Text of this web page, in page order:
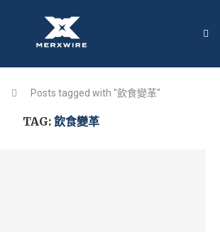
Posts tagged with "飲食變革"
TAG: 飲食變革